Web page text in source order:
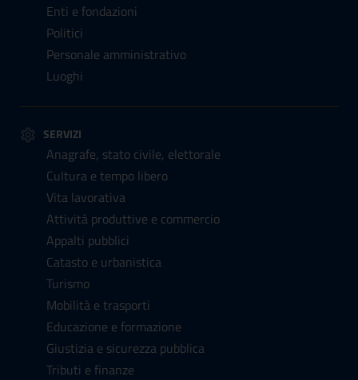
Enti e fondazioni
Politici
Personale amministrativo
Luoghi
SERVIZI
Anagrafe, stato civile, elettorale
Cultura e tempo libero
Vita lavorativa
Attività produttive e commercio
Appalti pubblici
Catasto e urbanistica
Turismo
Mobilità e trasporti
Educazione e formazione
Giustizia e sicurezza pubblica
Tributi e finanze